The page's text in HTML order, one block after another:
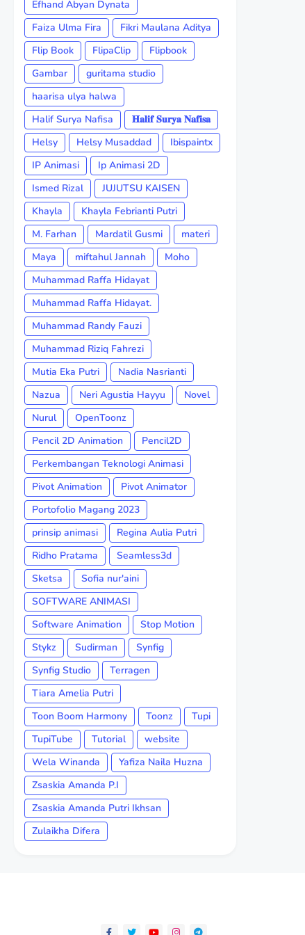
Efhand Abyan Dynata
Faiza Ulma Fira
Fikri Maulana Aditya
Flip Book
FlipaClip
Flipbook
Gambar
guritama studio
haarisa ulya halwa
Halif Surya Nafisa
𝐇𝐚𝐥𝐢𝐟 𝐒𝐮𝐫𝐲𝐚 𝐍𝐚𝐟𝐢𝐬𝐚
Helsy
Helsy Musaddad
Ibispaintx
IP Animasi
Ip Animasi 2D
Ismed Rizal
JUJUTSU KAISEN
Khayla
Khayla Febrianti Putri
M. Farhan
Mardatil Gusmi
materi
Maya
miftahul Jannah
Moho
Muhammad Raffa Hidayat
Muhammad Raffa Hidayat.
Muhammad Randy Fauzi
Muhammad Riziq Fahrezi
Mutia Eka Putri
Nadia Nasrianti
Nazua
Neri Agustia Hayyu
Novel
Nurul
OpenToonz
Pencil 2D Animation
Pencil2D
Perkembangan Teknologi Animasi
Pivot Animation
Pivot Animator
Portofolio Magang 2023
prinsip animasi
Regina Aulia Putri
Ridho Pratama
Seamless3d
Sketsa
Sofia nur'aini
SOFTWARE ANIMASI
Software Animation
Stop Motion
Stykz
Sudirman
Synfig
Synfig Studio
Terragen
Tiara Amelia Putri
Toon Boom Harmony
Toonz
Tupi
TupiTube
Tutorial
website
Wela Winanda
Yafiza Naila Huzna
Zsaskia Amanda P.I
Zsaskia Amanda Putri Ikhsan
Zulaikha Difera